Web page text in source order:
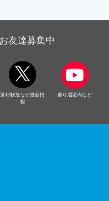
友達募集中
運行状況など最新情
報
乗り場案内など